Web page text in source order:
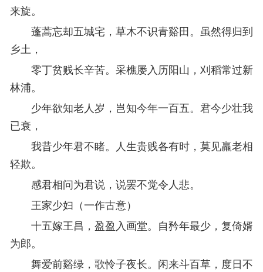
来旋。
蓬蒿忘却五城宅，草木不识青谿田。虽然得归到
乡土，
零丁贫贱长辛苦。采樵屡入历阳山，刈稻常过新
林浦。
少年欲知老人岁，岂知今年一百五。君今少壮我
已衰，
我昔少年君不睹。人生贵贱各有时，莫见羸老相
轻欺。
感君相问为君说，说罢不觉令人悲。
王家少妇（一作古意）
十五嫁王昌，盈盈入画堂。自矜年最少，复倚婿
为郎。
舞爱前谿绿，歌怜子夜长。闲来斗百草，度日不